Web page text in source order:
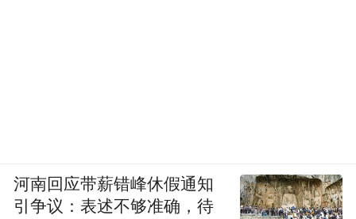
河南回应带薪错峰休假通知
引争议：表述不够准确，待